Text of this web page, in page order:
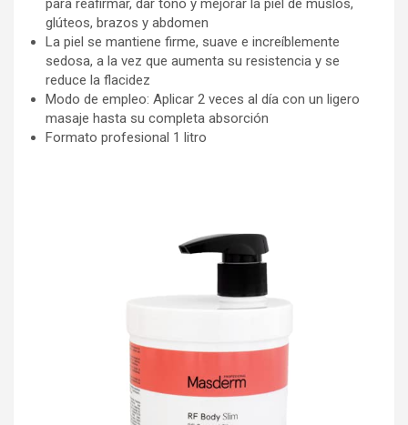
para reafirmar, dar tono y mejorar la piel de muslos,
glúteos, brazos y abdomen
La piel se mantiene firme, suave e increíblemente
sedosa, a la vez que aumenta su resistencia y se
reduce la flacidez
Modo de empleo: Aplicar 2 veces al día con un ligero
masaje hasta su completa absorción
Formato profesional 1 litro